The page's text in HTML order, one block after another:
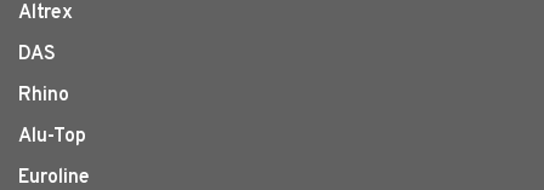
Altrex
DAS
Rhino
Alu-Top
Euroline